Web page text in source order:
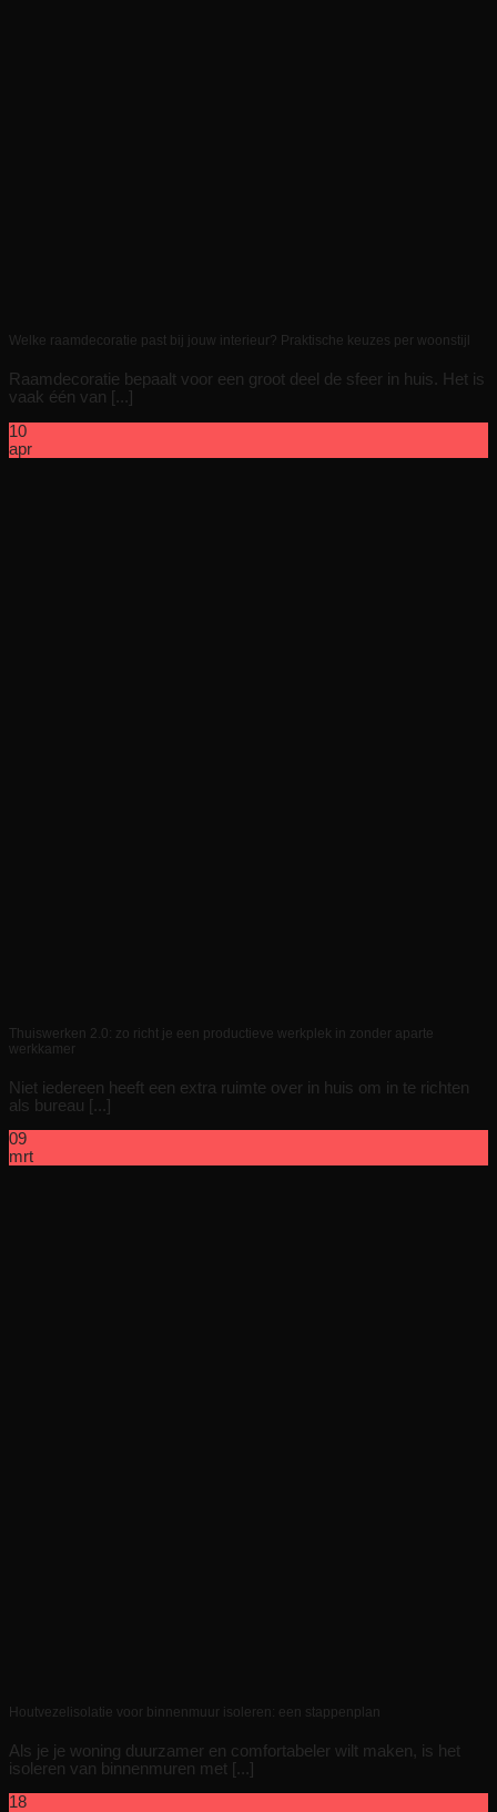
Welke raamdecoratie past bij jouw interieur? Praktische keuzes per woonstijl
Raamdecoratie bepaalt voor een groot deel de sfeer in huis. Het is
vaak één van [...]
10
apr
Thuiswerken 2.0: zo richt je een productieve werkplek in zonder aparte
werkkamer
Niet iedereen heeft een extra ruimte over in huis om in te richten
als bureau [...]
09
mrt
Houtvezelisolatie voor binnenmuur isoleren: een stappenplan
Als je je woning duurzamer en comfortabeler wilt maken, is het
isoleren van binnenmuren met [...]
18